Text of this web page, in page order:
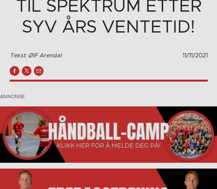
TIL SPEKTRUM ETTER
SYV ÅRS VENTETID!
Tekst: ØIF Arendal 11/11/2021